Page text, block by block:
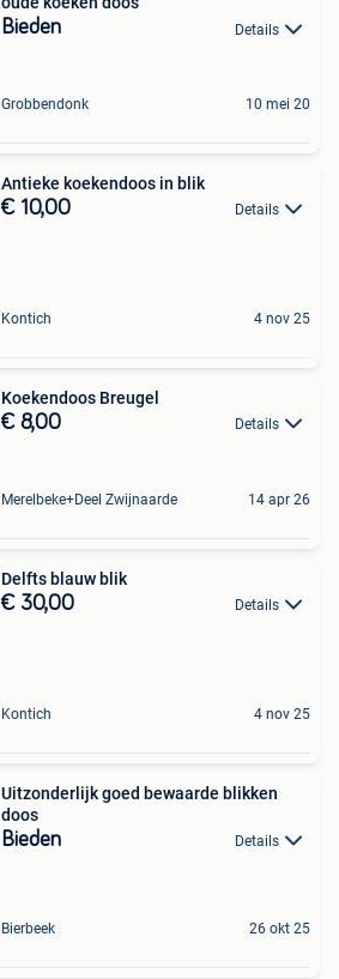
Bieden Details
Grobbendonk 10 mei 20
Antieke koekendoos in blik
€ 10,00 Details
Kontich 4 nov 25
Koekendoos Breugel
€ 8,00 Details
Merelbeke+Deel Zwijnaarde 14 apr 26
Delfts blauw blik
€ 30,00 Details
Kontich 4 nov 25
Uitzonderlijk goed bewaarde blikken
doos
Bieden Details
Bierbeek 26 okt 25